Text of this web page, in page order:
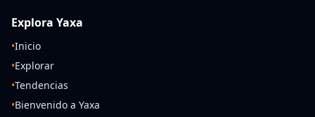
Explora Yaxa
•Inicio
•Explorar
•Tendencias
•Bienvenido a Yaxa